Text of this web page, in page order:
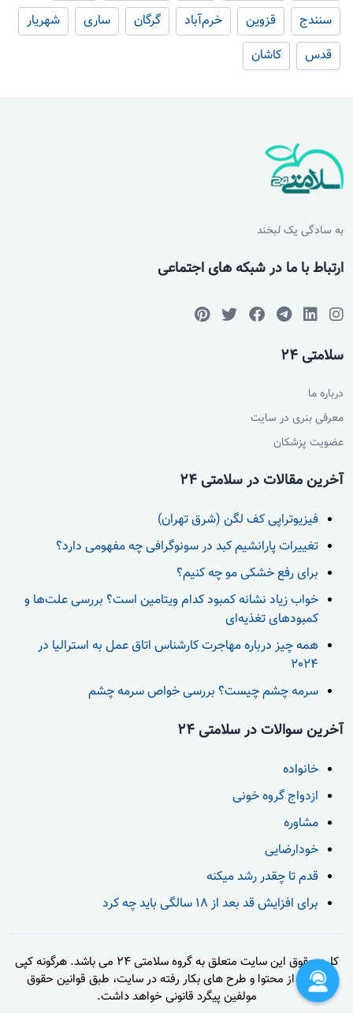
سنندج
قزوین خرم‌آباد گرگان ساری
شهریار
قدس
کاشان
به سادگی یک لبخند
ارتباط با ما در شبکه های اجتماعی
سلامتی 24
درباره ما
معرفی بنری در سایت
عضویت پزشکان
آخرین مقالات در سلامتی 24
فیزیوتراپی کف لگن (شرق تهران)
تغییرات پارانشیم کبد در سونوگرافی چه مفهومی دارد؟
برای رفع خشکی مو چه کنیم؟
خواب زیاد نشانه کمبود کدام ویتامین است؟ بررسی علت‌ها و
کمبودهای تغذیه‌ای
همه چیز درباره مهاجرت کارشناس اتاق عمل به استرالیا در
2024
سرمه چشم چیست؟ بررسی خواص سرمه چشم
آخرین سوالات در سلامتی 24
خانواده
ازدواج گروه خونی
مشاوره
خودارضایی
قدم تا چقدر رشد میکنه
برای افزایش قد بعد از 18 سالگی باید چه کرد
کلیه حقوق این سایت متعلق به گروه سلامتی 24 می باشد. هرگونه کپی
برداری از محتوا و طرح های بکار رفته در سایت، طبق قوانین حقوق
مولفین پیگرد قانونی خواهد داشت.